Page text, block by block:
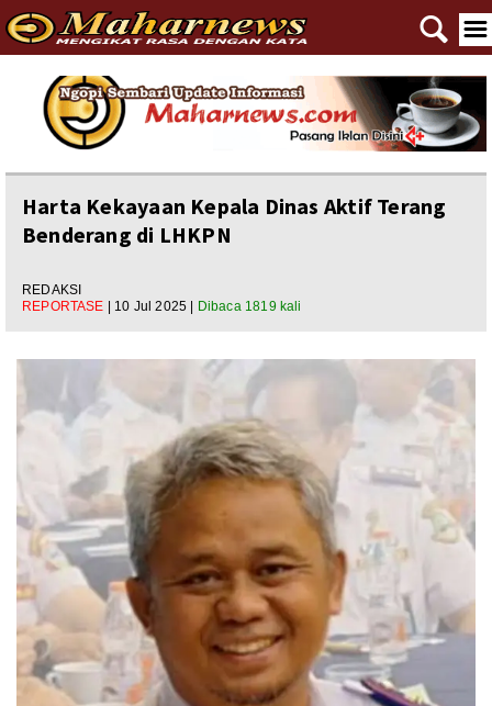
Home
Reportase
Editorial
Ngewangkong
Polpem
Pilkada
Lainnya
Sosial
Pertanian
Edukasi
☰
🔍
Harta Kekayaan Kepala Dinas Aktif Terang
Benderang di LHKPN
REDAKSI
REPORTASE
| 10 Jul 2025 | Dibaca 1819 kali